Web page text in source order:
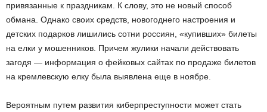
привязанные к праздникам. К слову, это не новый способ
обмана. Однако своих средств, новогоднего настроения и
детских подарков лишились сотни россиян, «купивших» билеты
на елки у мошенников. Причем жулики начали действовать
загодя — информация о фейковых сайтах по продаже билетов
на кремлевскую елку была выявлена еще в ноябре.
Вероятным путем развития киберпреступности может стать